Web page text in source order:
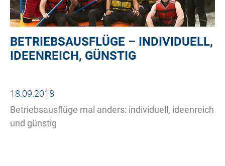
BETRIEBSAUSFLÜGE – INDIVIDUELL,
IDEENREICH, GÜNSTIG
18.09.2018
Betriebsausflüge mal anders: individuell, ideenreich
und günstig